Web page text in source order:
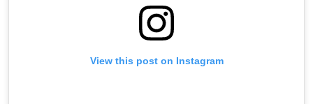
View this post on Instagram